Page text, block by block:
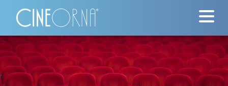
Críticas
News